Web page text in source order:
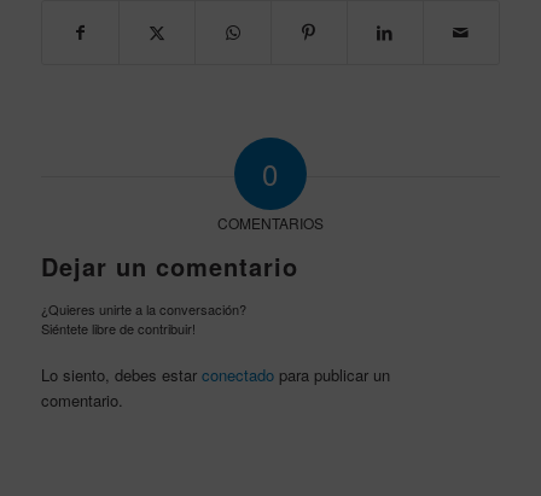
0
COMENTARIOS
Dejar un comentario
¿Quieres unirte a la conversación?
Siéntete libre de contribuir!
Lo siento, debes estar conectadopara publicar un
comentario.